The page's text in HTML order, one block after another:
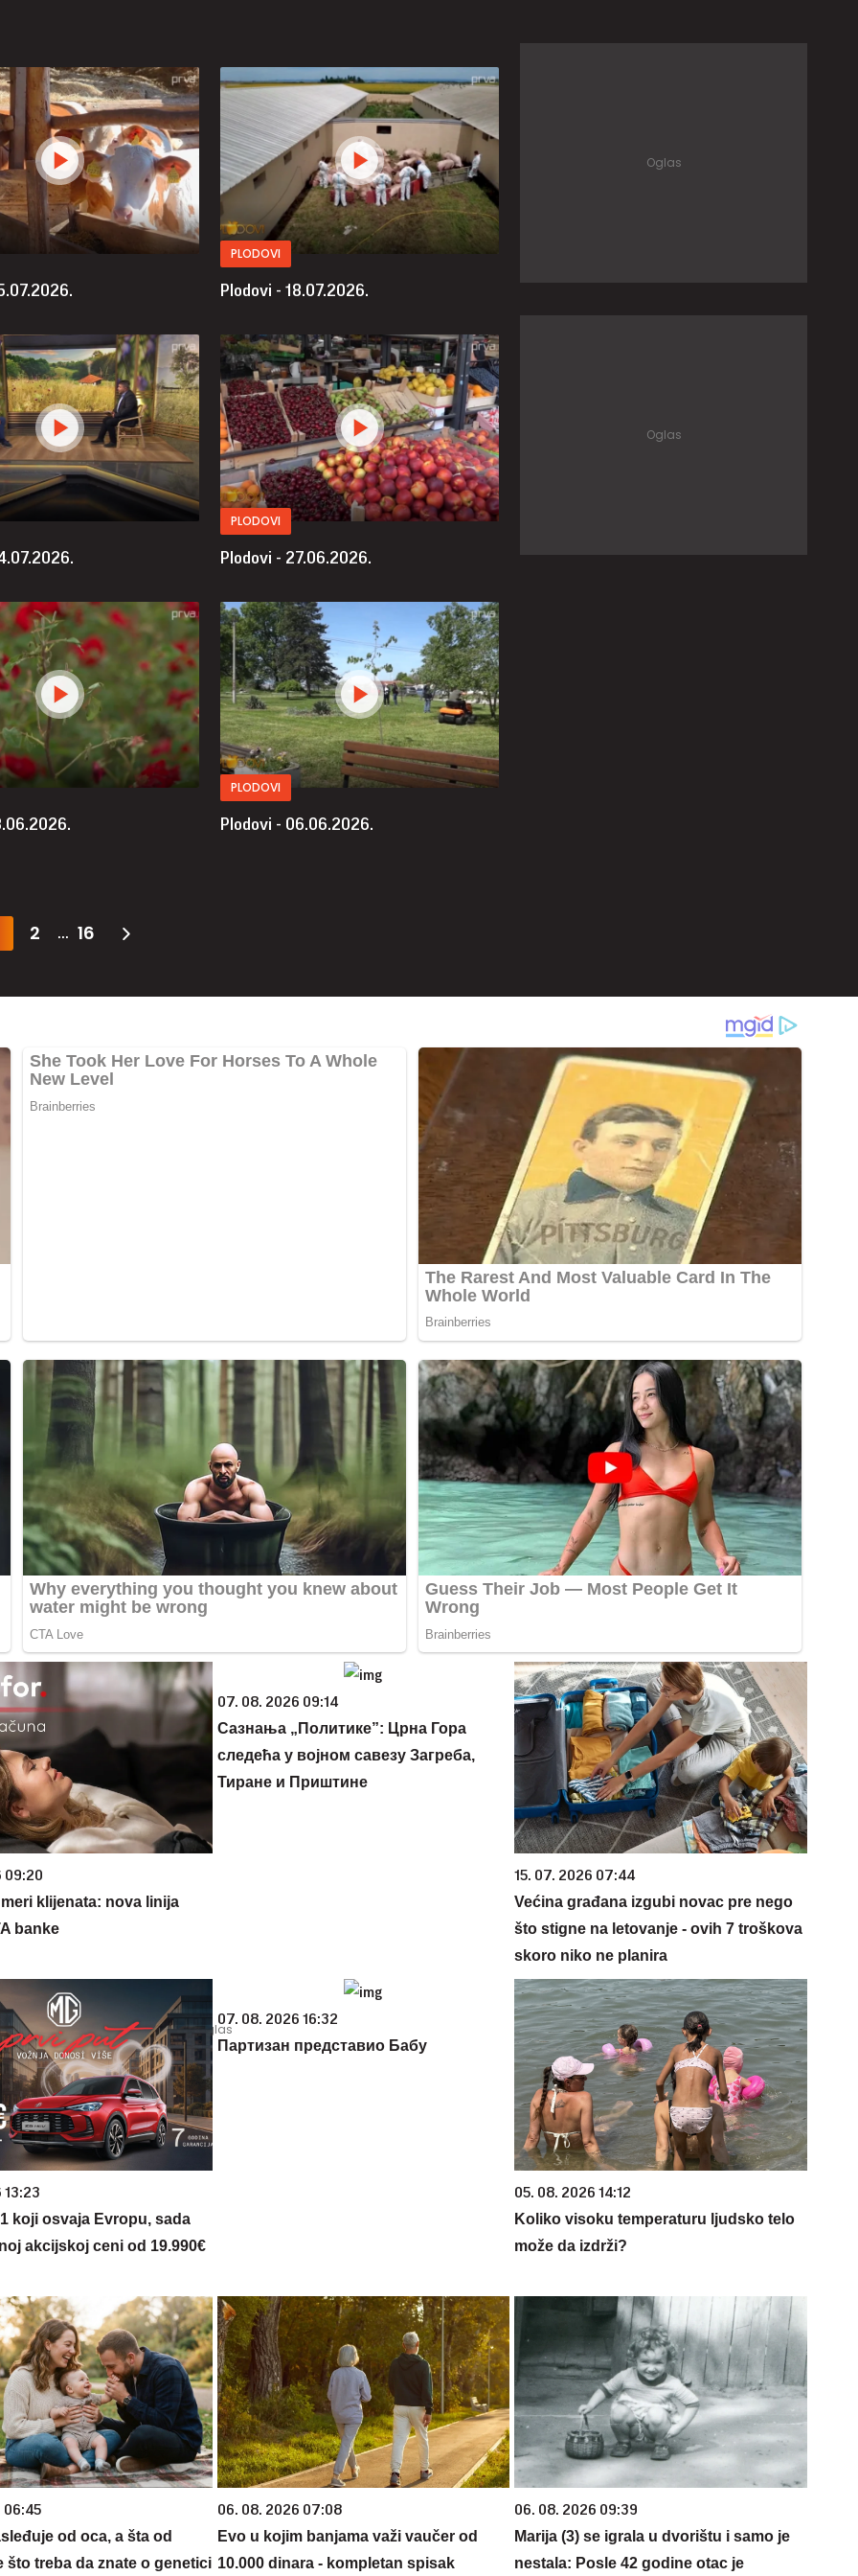
PLODOVI
Plodovi - 18.07.2026.
PLODOVI
Plodovi - 27.06.2026.
PLODOVI
Plodovi - 06.06.2026.
2 ... 16
09:20
klijenata: nova linija
banke
07. 08. 2026 09:14
Сазнања „Политике”: Црна Гора
следећа у војном савезу Загреба,
Тиране и Приштине
15. 07. 2026 07:44
Većina građana izgubi novac pre nego
što stigne na letovanje - ovih 7 troškova
skoro niko ne planira
13:23
koji osvaja Evropu, sada
akcijskoj ceni od 19.990€
07. 08. 2026 16:32
Партизан представио Бабу
05. 08. 2026 14:12
Koliko visoku temperaturu ljudsko telo
može da izdrži?
06:45
od oca, a šta od
što treba da znate o genetici
06. 08. 2026 07:08
Evo u kojim banjama važi vaučer od
10.000 dinara - kompletan spisak
06. 08. 2026 09:39
Marija (3) se igrala u dvorištu i samo je
nestala: Posle 42 godine otac je